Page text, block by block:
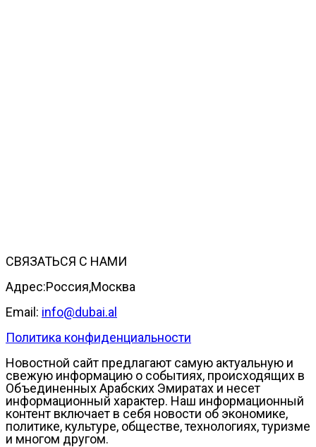
СВЯЗАТЬСЯ С НАМИ
Адрес:Россия,Москва
Email: info@dubai.al
Политика конфиденциальности
Новостной сайт предлагают самую актуальную и
свежую информацию о событиях, происходящих в
Объединенных Арабских Эмиратах и несет
информационный характер. Наш информационный
контент включает в себя новости об экономике,
политике, культуре, обществе, технологиях, туризме
и многом другом.